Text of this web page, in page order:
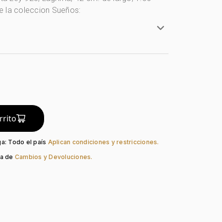
la coleccion Sueños:
Liso
Pico Loro
Todo el país Aplican condiciones y restricciones.
de Cambios y Devoluciones.